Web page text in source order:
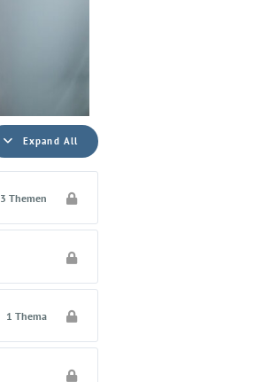
Expand All
3 Themen
1 Thema